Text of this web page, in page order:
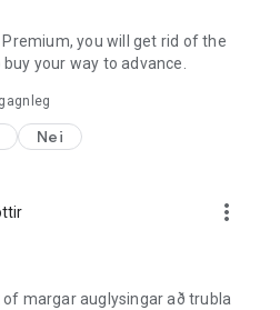
you will get rid of the
your way to advance.
Nei
more_vert
of margar auglysingar að trubla